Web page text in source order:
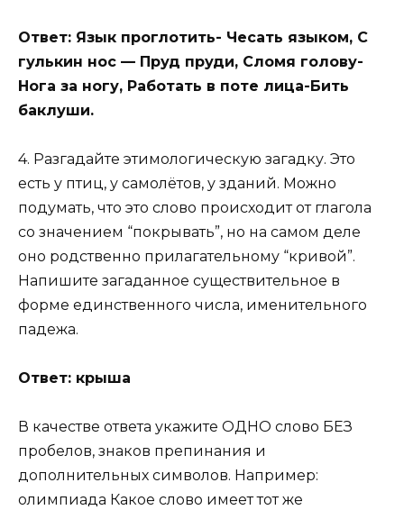
Ответ: Язык проглотить- Чесать языком, С
гулькин нос — Пруд пруди, Сломя голову-
Нога за ногу, Работать в поте лица-Бить
баклуши.
4. Разгадайте этимологическую загадку. Это
есть у птиц, у самолётов, у зданий. Можно
подумать, что это слово происходит от глагола
со значением “покрывать”, но на самом деле
оно родственно прилагательному “кривой”.
Напишите загаданное существительное в
форме единственного числа, именительного
падежа.
Ответ: крыша
В качестве ответа укажите ОДНО слово БЕЗ
пробелов, знаков препинания и
дополнительных символов. Например:
олимпиада Какое слово имеет тот же